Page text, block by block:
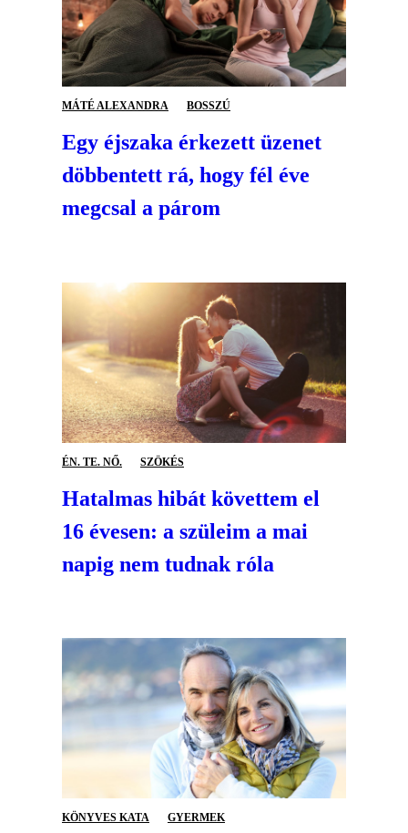
MÁTÉ ALEXANDRA BOSSZÚ
Egy éjszaka érkezett üzenet
döbbentett rá, hogy fél éve
megcsal a párom
ÉN. TE. NŐ. SZÖKÉS
Hatalmas hibát követtem el
16 évesen: a szüleim a mai
napig nem tudnak róla
KÖNYVES KATA GYERMEK